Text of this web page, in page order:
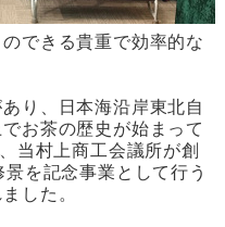
できる貴重で効率的な
り、日本海沿岸東北自
お茶の歴史が始まって
当村上商工会議所が創
を記念事業として行う
した。